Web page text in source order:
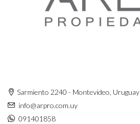
Sarmiento 2240 - Montevideo, Uruguay
info@arpro.com.uy
091401858